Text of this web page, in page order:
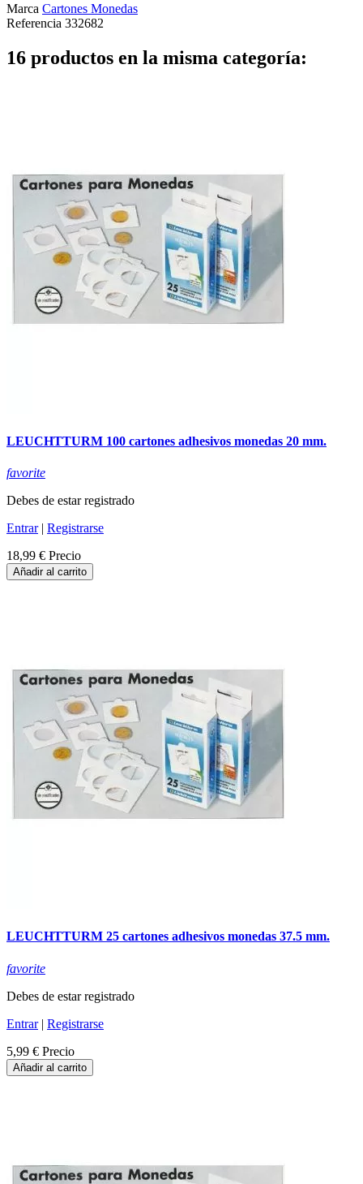
Marca Cartones Monedas
Referencia 332682
16 productos en la misma categoría:
LEUCHTTURM 100 cartones adhesivos monedas 20 mm.
favorite
Debes de estar registrado
Entrar| Registrarse
18,99 € Precio
Añadir al carrito
LEUCHTTURM 25 cartones adhesivos monedas 37.5 mm.
favorite
Debes de estar registrado
Entrar| Registrarse
5,99 € Precio
Añadir al carrito